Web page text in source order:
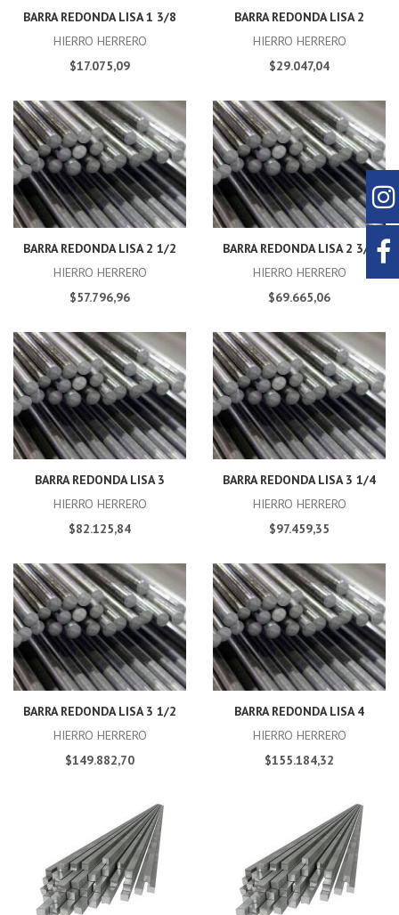
BARRA REDONDA LISA 1 3/8
HIERRO HERRERO
$17.075,09
BARRA REDONDA LISA 2
HIERRO HERRERO
$29.047,04
BARRA REDONDA LISA 2 1/2
HIERRO HERRERO
$57.796,96
BARRA REDONDA LISA 2 3/4
HIERRO HERRERO
$69.665,06
BARRA REDONDA LISA 3
HIERRO HERRERO
$82.125,84
BARRA REDONDA LISA 3 1/4
HIERRO HERRERO
$97.459,35
BARRA REDONDA LISA 3 1/2
HIERRO HERRERO
$149.882,70
BARRA REDONDA LISA 4
HIERRO HERRERO
$155.184,32